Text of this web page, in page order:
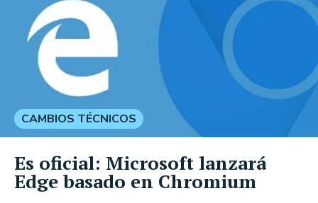
CAMBIOS TÉCNICOS
Es oficial: Microsoft lanzará
Edge basado en Chromium